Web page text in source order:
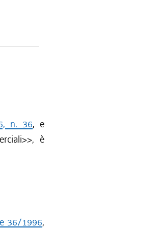
n. 36, e
è
36/1996,